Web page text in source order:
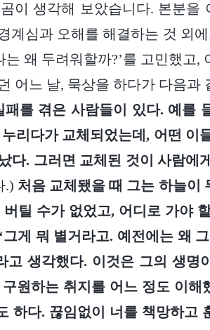
이 생각해 보았습니다. 본분을
계심과 오해를 해결하는 것 외
는 왜 두려워할까?’를 고민했고,
어느 날, 묵상을 하다가 다음과
패를 겪은 사람들이 있다. 예를
리다가 교체되었는데, 어떤 이
다. 그러면 교체된 것이 사람에
.) 처음 교체됐을 때 그는 하늘이
틸 수가 없었고, 어디로 가야
게 뭐 별거라고. 예전에는 왜
고 생각했다. 이것은 그의 생명
원하는 취지를 어느 정도 이해
하다. 끊임없이 너를 책망하고